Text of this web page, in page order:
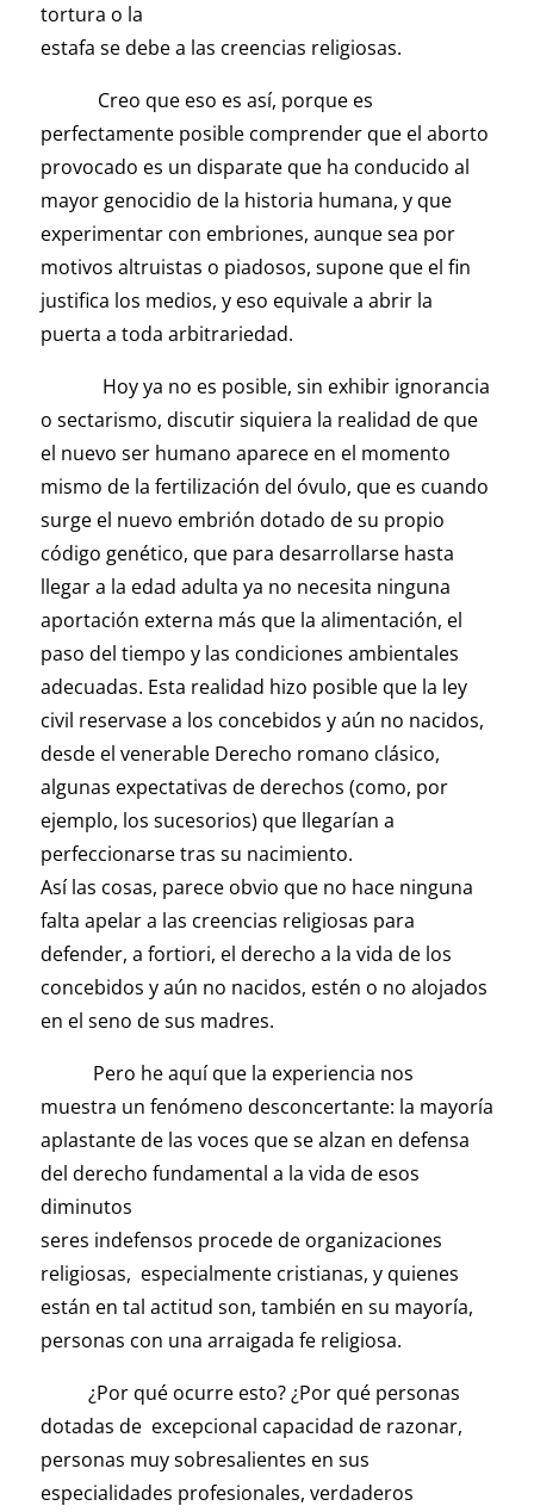
tortura o la
estafa se debe a las creencias religiosas.
Creo que eso es así, porque es
perfectamente posible comprender que el aborto
provocado es un disparate que ha conducido al
mayor genocidio de la historia humana, y que
experimentar con embriones, aunque sea por
motivos altruistas o piadosos, supone que el fin
justifica los medios, y eso equivale a abrir la
puerta a toda arbitrariedad.
Hoy ya no es posible, sin exhibir ignorancia
o sectarismo, discutir siquiera la realidad de que
el nuevo ser humano aparece en el momento
mismo de la fertilización del óvulo, que es cuando
surge el nuevo embrión dotado de su propio
código genético, que para desarrollarse hasta
llegar a la edad adulta ya no necesita ninguna
aportación externa más que la alimentación, el
paso del tiempo y las condiciones ambientales
adecuadas. Esta realidad hizo posible que la ley
civil reservase a los concebidos y aún no nacidos,
desde el venerable Derecho romano clásico,
algunas expectativas de derechos (como, por
ejemplo, los sucesorios) que llegarían a
perfeccionarse tras su nacimiento.
Así las cosas, parece obvio que no hace ninguna
falta apelar a las creencias religiosas para
defender, a fortiori, el derecho a la vida de los
concebidos y aún no nacidos, estén o no alojados
en el seno de sus madres.
Pero he aquí que la experiencia nos
muestra un fenómeno desconcertante: la mayoría
aplastante de las voces que se alzan en defensa
del derecho fundamental a la vida de esos
diminutos
seres indefensos procede de organizaciones
religiosas, especialmente cristianas, y quienes
están en tal actitud son, también en su mayoría,
personas con una arraigada fe religiosa.
¿Por qué ocurre esto? ¿Por qué personas
dotadas de excepcional capacidad de razonar,
personas muy sobresalientes en sus
especialidades profesionales, verdaderos